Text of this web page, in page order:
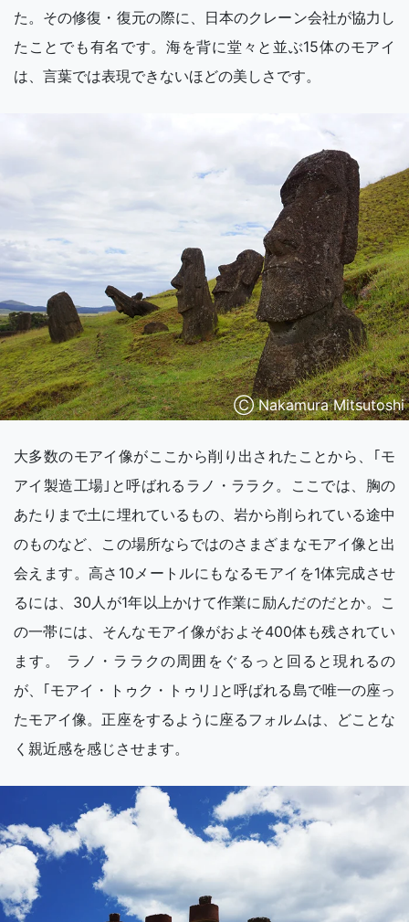
た。その修復・復元の際に、日本のクレーン会社が協力し
たことでも有名です。海を背に堂々と並ぶ15体のモアイ
は、言葉では表現できないほどの美しさです。
Ⓒ Nakamura Mitsutoshi
大多数のモアイ像がここから削り出されたことから、｢モ
アイ製造工場｣と呼ばれるラノ・ララク。ここでは、胸の
あたりまで土に埋れているもの、岩から削られている途中
のものなど、この場所ならではのさまざまなモアイ像と出
会えます。高さ10メートルにもなるモアイを1体完成させ
るには、30人が1年以上かけて作業に励んだのだとか。こ
の一帯には、そんなモアイ像がおよそ400体も残されてい
ます。 ラノ・ララクの周囲をぐるっと回ると現れるの
が、｢モアイ・トゥク・トゥリ｣と呼ばれる島で唯一の座っ
たモアイ像。正座をするように座るフォルムは、どことな
く親近感を感じさせます。